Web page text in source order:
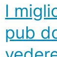
I
pub